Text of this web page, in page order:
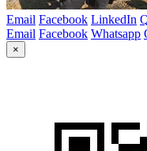
Email Facebook LinkedIn
Email Facebook Whatsapp
×